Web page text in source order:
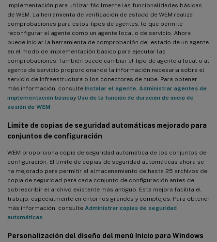
implementación para utilizar fácilmente las funcionalidades básicas
de WEM. La herramienta de verificación de estado de WEM realiza
comprobaciones para estos tipos de agentes, lo que permite
reconfigurar el agente como un agente local o de servicio. Ahora
puede iniciar la herramienta de comprobación del estado de un agente
en el modo de implementación básico para ejecutar las
comprobaciones. También puede cambiar el tipo de agente a local o al
agente de servicio proporcionando la información necesaria sobre el
servicio de infraestructura o los conectores de nube. Para obtener
más información, consulte Instalar el agente Administrar agentes de
implementación básicay Uso de la función de duración de inicio de
sesión de WEM
Límite de copias de seguridad automáticas mejorado para
conjuntos de configuración
WEM proporciona copia de seguridad automática de los conjuntos de
configuración. El límite de copias de seguridad automáticas ahora se
ha mejorado para permitir el almacenamiento de hasta 25 archivos de
copia de seguridad para cada conjunto de configuración antes de
sobrescribir el archivo existente más antiguo. Esta mejora facilita el
trabajo, especialmente en entornos grandes y complejos. Para obtener
más información, consulte Administrar copias de seguridad
automáticas
Personalización del diseño del menú Inicio para Windows